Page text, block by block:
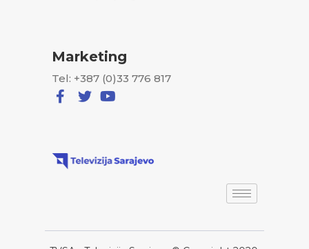
Marketing
Tel: +387 (0)33 776 817